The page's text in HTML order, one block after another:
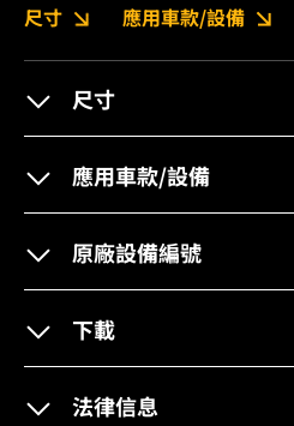
尺寸 應用車款/設備
尺寸
應用車款/設備
原廠設備編號
下載
法律信息